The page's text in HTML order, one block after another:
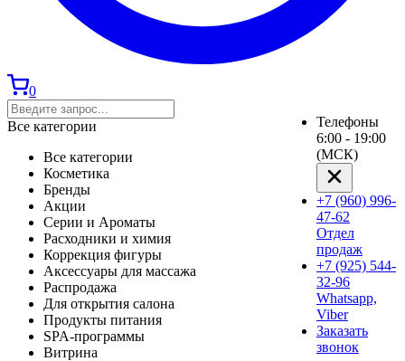
0
Все категории
Все категории
Косметика
Бренды
Акции
Серии и Ароматы
Расходники и химия
Коррекция фигуры
Аксессуары для массажа
Распродажа
Для открытия салона
Продукты питания
SPA-программы
Витрина
Телефоны
6:00 - 19:00
(МСК)
+7 (960) 996-
47-62
Отдел
продаж
+7 (925) 544-
32-96
Whatsapp,
Viber
Заказать
звонок